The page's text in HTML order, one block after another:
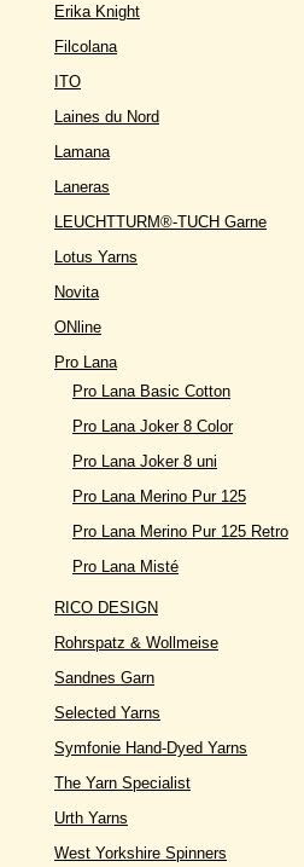
Erika Knight
Filcolana
ITO
Laines du Nord
Lamana
Laneras
LEUCHTTURM®-TUCH Garne
Lotus Yarns
Novita
ONline
Pro Lana
Pro Lana Basic Cotton
Pro Lana Joker 8 Color
Pro Lana Joker 8 uni
Pro Lana Merino Pur 125
Pro Lana Merino Pur 125 Retro
Pro Lana Misté
RICO DESIGN
Rohrspatz & Wollmeise
Sandnes Garn
Selected Yarns
Symfonie Hand-Dyed Yarns
The Yarn Specialist
Urth Yarns
West Yorkshire Spinners